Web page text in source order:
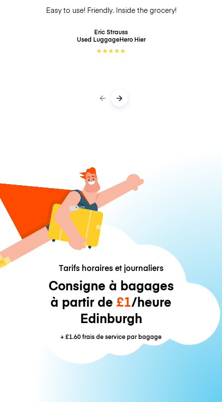
Easy to use! Friendly. Inside the grocery!
Eric Strauss
Used LuggageHero Hier
★★★★★
Tarifs horaires et journaliers
Consigne à bagages
à partir de £1/heure
Edinburgh
+£1.60frais de service par bagage